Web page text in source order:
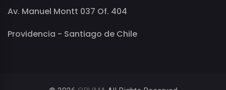
Av. Manuel Montt 037 Of. 404
Providencia - Santiago de Chile